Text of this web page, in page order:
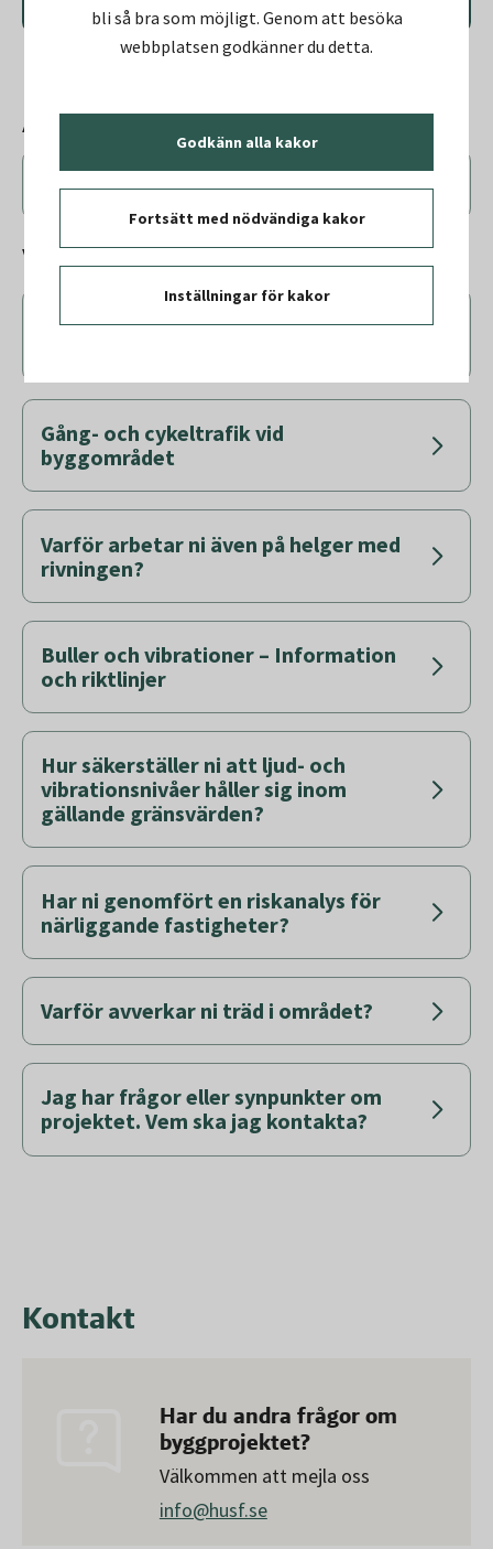
bli så bra som möjligt. Genom att besöka
webbplatsen godkänner du detta.
Godkänn alla kakor
Fortsätt med nödvändiga kakor
Inställningar för kakor
Arbetstider för byggprojektet
Vad är projektets arbetstider?
Vanliga frågor och svar
När planeras den nya hallen att vara
Gång- och cykeltrafik vid
byggområdet
Varför arbetar ni även på helger med
rivningen?
Buller och vibrationer – Information
och riktlinjer
Hur säkerställer ni att ljud- och
vibrationsnivåer håller sig inom
gällande gränsvärden?
Har ni genomfört en riskanalys för
närliggande fastigheter?
Varför avverkar ni träd i området?
Jag har frågor eller synpunkter om
projektet. Vem ska jag kontakta?
Kontakt
Har du andra frågor om
byggprojektet?
Välkommen att mejla oss
info@husf.se